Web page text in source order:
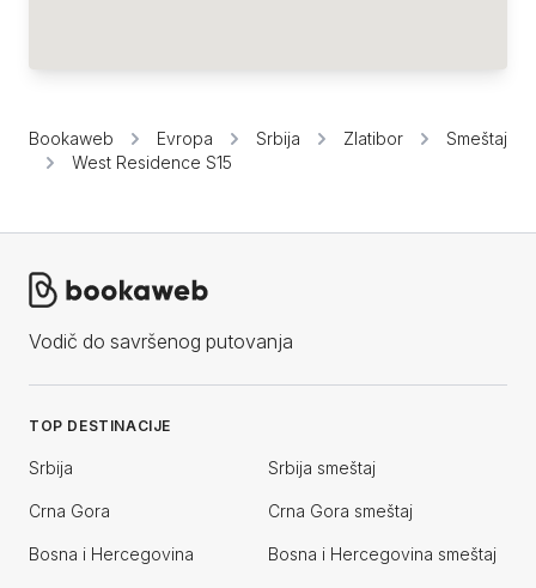
Bookaweb Evropa Srbija Zlatibor
Smeštaj
West Residence S15
Vodič do savršenog putovanja
TOP DESTINACIJE
Srbija Srbija smeštaj
Crna Gora Crna Gora smeštaj
Bosna i Hercegovina Bosna i Hercegovina smeštaj